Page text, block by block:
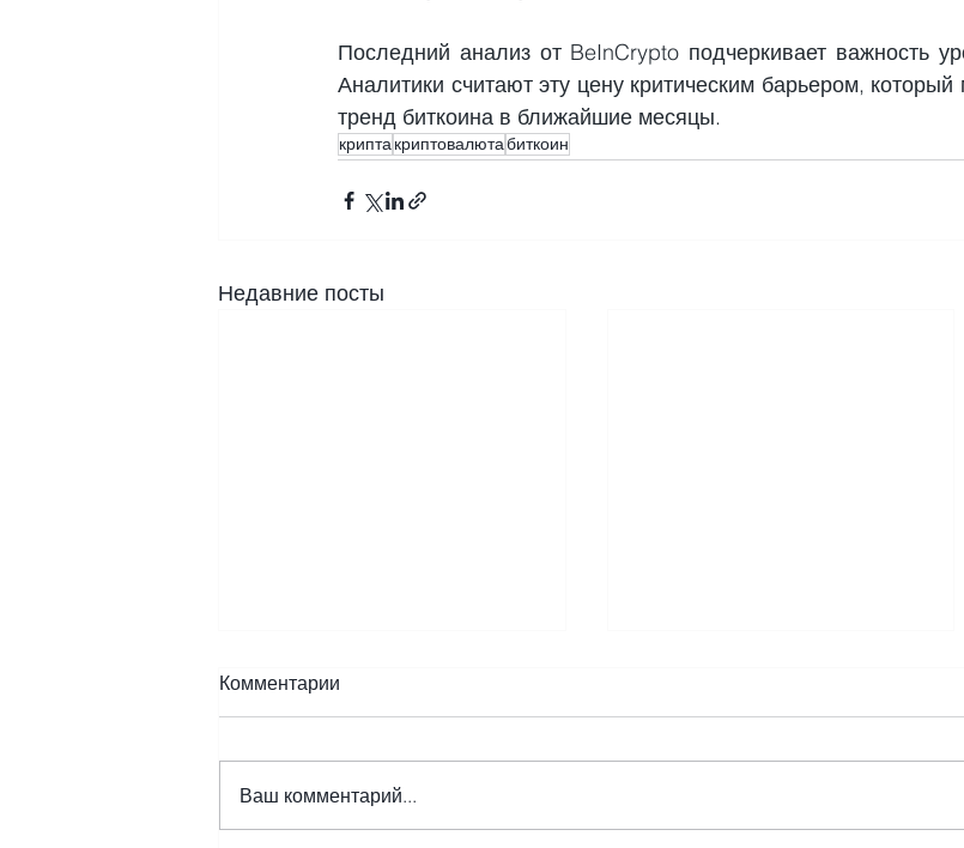
Последний анализ от BeInCrypto подчеркивает важность
Аналитики считают эту цену критическим барьером,
тренд биткоина в ближайшие месяцы.
криптакриптовалютабиткоин
Недавние посты
Комментарии
Ваш комментарий...